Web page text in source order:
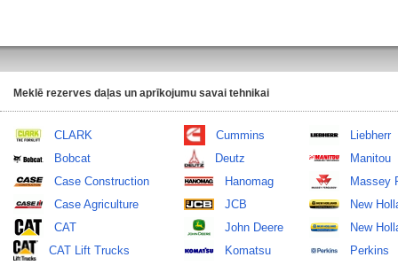
Meklē rezerves daļas un aprīkojumu savai tehnikai
CLARK
Bobcat
Case Construction
Case Agriculture
CAT
CAT Lift Trucks
Cummins
Deutz
Hanomag
JCB
John Deere
Komatsu
Liebherr
Manitou
Massey
New
New
Perkins